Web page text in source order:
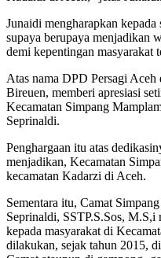
Junaidi mengharapkan
supaya berupaya menjadikan
demi kepentingan masyarakat
Atas nama DPD Persagi
Bireuen, memberi apresiasi
Kecamatan Simpang
Seprinaldi.
Penghargaan itu atas
menjadikan, Kecamatan
kecamatan Kadarzi di Aceh.
Sementara itu, Camat
Seprinaldi, SSTP.S.Sos, M.S,i
kepada masyarakat di
dilakukan, sejak tahun 2015,